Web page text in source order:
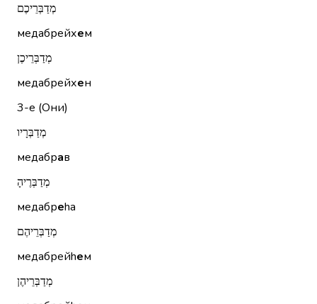
מְדַבְּרֵיכֶם
медабрейхем
מְדַבְּרֵיכֶן
медабрейхен
3-е (Они)
מְדַבְּרָיו
медабрав
מְדַבְּרֶיהָ
медабреhа
מְדַבְּרֵיהֶם
медабрейhем
מְדַבְּרֵיהֶן